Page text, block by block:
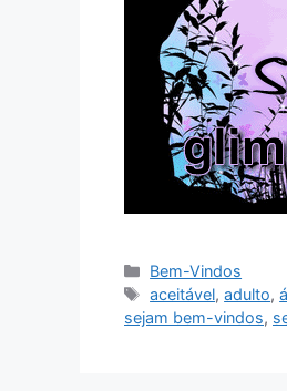
Categorias
Bem-Vindos
Tags
aceitável,adulto,
sejam bem-vindos,